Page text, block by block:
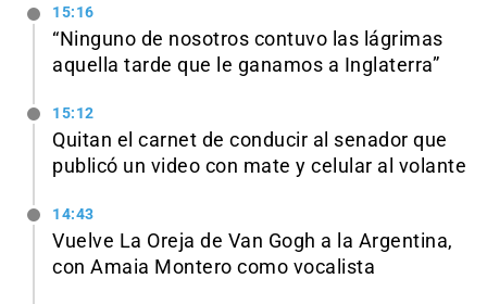
15:16
“Ninguno de nosotros contuvo las lágrimas
aquella tarde que le ganamos a Inglaterra”
15:12
Quitan el carnet de conducir al senador que
publicó un video con mate y celular al volante
14:43
Vuelve La Oreja de Van Gogh a la Argentina,
con Amaia Montero como vocalista